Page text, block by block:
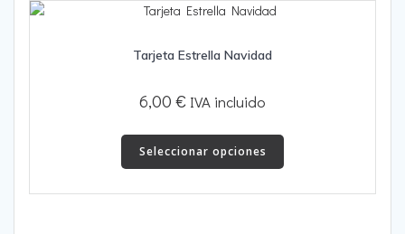
Tarjeta Estrella Navidad
6,00 € IVA incluido
Seleccionar opciones
Este
tiene
múltiples